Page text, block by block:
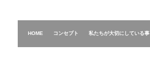
HOME コンセプト 私たちが大切にしている事